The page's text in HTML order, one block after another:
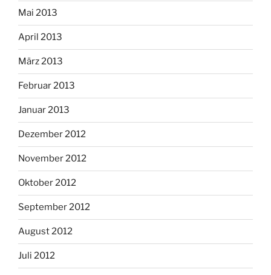
Mai 2013
April 2013
März 2013
Februar 2013
Januar 2013
Dezember 2012
November 2012
Oktober 2012
September 2012
August 2012
Juli 2012